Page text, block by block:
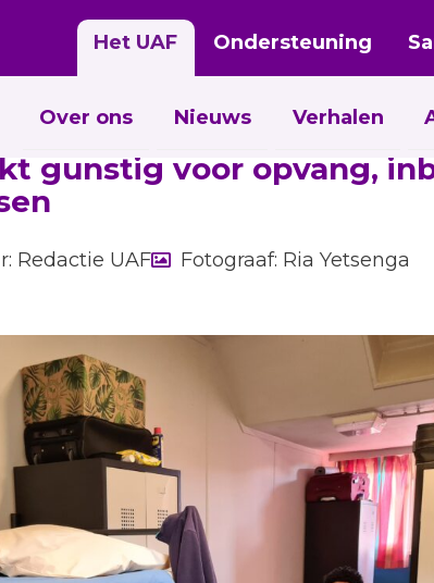
Het UAF
Over ons Nieuws Verhalen
Ondersteuning
gunstig voor opvang,
Redactie UAF Fotograaf: Ria Yetsenga